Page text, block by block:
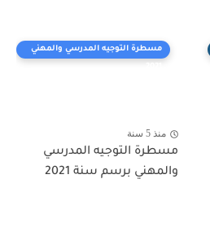
مسطرة التوجيه المدرسي والمهني
منذ 5 سنة
مسطرة التوجيه المدرسي
والمهني برسم سنة 2021